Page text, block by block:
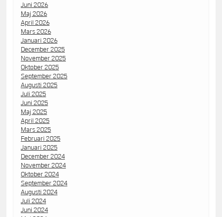
Juni 2026
Maj 2026
April 2026
Mars 2026
Januari 2026
December 2025
November 2025
Oktober 2025
September 2025
Augusti 2025
Juli 2025
Juni 2025
Maj 2025
April 2025
Mars 2025
Februari 2025
Januari 2025
December 2024
November 2024
Oktober 2024
September 2024
Augusti 2024
Juli 2024
Juni 2024